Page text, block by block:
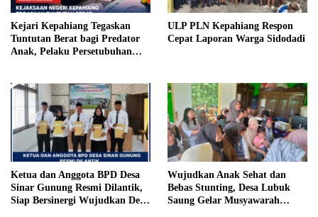
Kejari Kepahiang Tegaskan
Tuntutan Berat bagi Predator
Anak, Pelaku Persetubuhan
Penjara
ULP PLN Kepahiang Respon
Cepat Laporan Warga Sidodadi
Ketua dan Anggota BPD Desa
Sinar Gunung Resmi Dilantik,
Siap Bersinergi Wujudkan Desa
Wujudkan Anak Sehat dan
Bebas Stunting, Desa Lubuk
Saung Gelar Musyawarah